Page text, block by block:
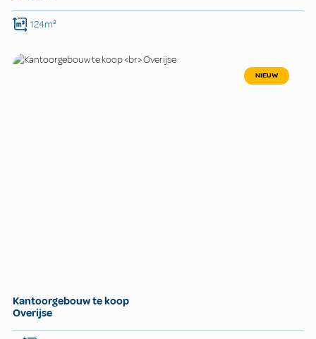
124m²
NIEUW
Kantoorgebouw te koop
Overijse